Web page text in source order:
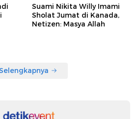
Suami Nikita Willy Imami
Sholat Jumat di Kanada,
Netizen: Masya Allah